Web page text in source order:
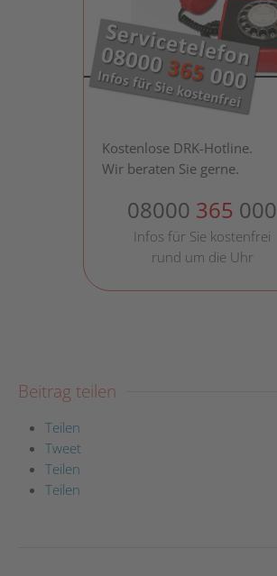
Beitrag teilen
Teilen
Tweet
Teilen
Teilen
Kostenlose DRK-Hotline.
Wir beraten Sie gerne.
08000 365 000
Infos für Sie kostenfrei
rund um die Uhr